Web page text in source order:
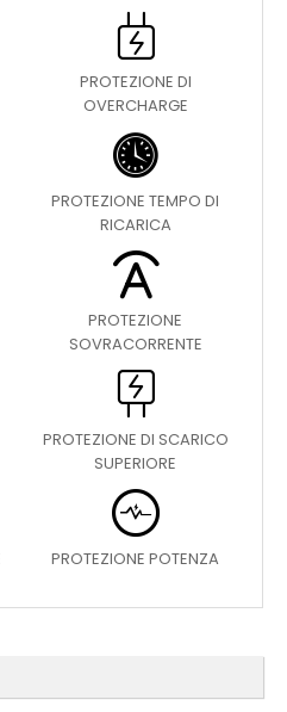
PROTEZIONE DI
OVERCHARGE
PROTEZIONE TEMPO DI
RICARICA
PROTEZIONE
SOVRACORRENTE
PROTEZIONE DI SCARICO
SUPERIORE
PROTEZIONE POTENZA